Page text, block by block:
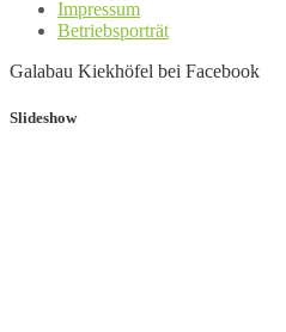
Impressum
Betriebsporträt
Galabau Kiekhöfel bei Facebook
Slideshow